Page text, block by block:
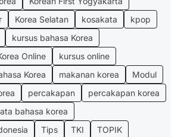
Korea Selatan kosakata
kpop
kursus bahasa Korea
Online
kursus online
Korea
makanan korea
Modul
percakapan
percakapan korea
bahasa korea
Tips TKI
TOPIK